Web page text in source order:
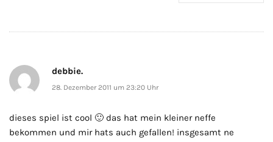
debbie.
28. Dezember 2011 um 23:20 Uhr
dieses spiel ist cool 🙂 das hat mein kleiner neffe
bekommen und mir hats auch gefallen! insgesamt ne